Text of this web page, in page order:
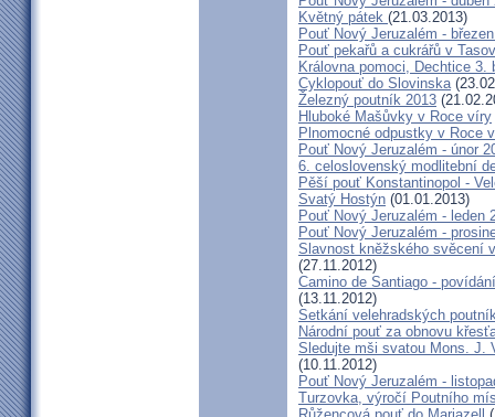
Květný pátek (21.03.2013)
Pouť Nový Jeruzalém -
Pouť pekařů a cukrářů v
Královna pomoci, Dechtice
Cyklopouť do Slovinska
Železný poutník 2013
Hluboké Mašůvky v Roce víry
Plnomocné odpustky v Roce
Pouť Nový Jeruzalém - únor
6. celoslovenský modlitební
Pěší pouť Konstantinopol -
Svatý Hostýn (01.01.2013)
Pouť Nový Jeruzalém - leden
Pouť Nový Jeruzalém -
Slavnost kněžského svěcení
(27.11.2012)
Camino de Santiago -
(13.11.2012)
Setkání velehradských
Národní pouť za obnovu
Sledujte mši svatou Mons. J.
(10.11.2012)
Pouť Nový Jeruzalém -
Turzovka, výročí Poutního